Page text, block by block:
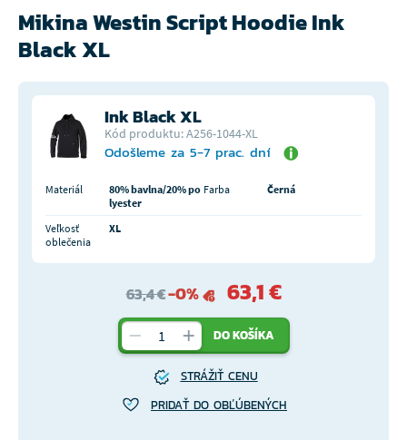
Mikina Westin Script Hoodie Ink
Black XL
Ink Black XL
Kód produktu: A256-1044-XL
Odošleme za 5-7 prac. dní
Materiál
80% bavlna/20% po
lyester
Farba Černá
Veľkosť
oblečenia
XL
63,4 €-0% 63,1 €
DO KOŠÍKA
STRÁŽIŤ CENU
PRIDAŤ DO OBĽÚBENÝCH